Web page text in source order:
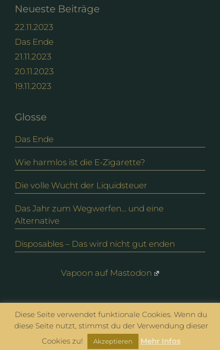
Neueste Beiträge
22.11.2023
Das Ende
21.11.2023
20.11.2023
19.11.2023
Glosse
Das Ende
Wie harmlos ist die E-Zigarette?
Die volle Wucht der Liquidsteuer
Das Jahr zum Wegwerfen… und eine
Alternative
Disposables – Das wird nicht gut enden
Vapoon auf Mastodon
Diese Seite verwendet funktionale Cookies. Wenn du
diese Seite nutzt, stimmst du der Verwendung dieser
Cookies zu!
Akzeptieren Mehr Infos